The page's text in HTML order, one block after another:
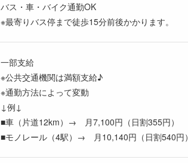
バス・車・バイク通勤OK
※最寄りバス停まで徒歩15分前後かかります。
一部支給
※公共交通機関は満額支給♪
※通勤方法によって変動
↓例↓
■車（片道12km）→ 月7,100円（日割355円）
■モノレール（4駅）→ 月10,140円（日割540円）